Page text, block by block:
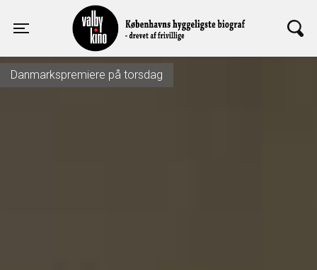
Toggle navigation
Valby Kino
Danmarkspremiere på torsdag